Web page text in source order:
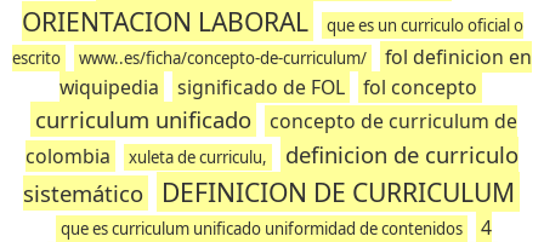
ORIENTACION LABORAL
que es un curriculo oficial o
escrito
www..es/ficha/concepto-de-curriculum/
fol definicion en
wiquipedia
significado de FOL fol concepto
curriculum unificado
concepto de curriculum de
colombia
xuleta de curriculu,
definicion de curriculo
sistemático
DEFINICION DE CURRICULUM
que es curriculum unificado uniformidad de contenidos
4